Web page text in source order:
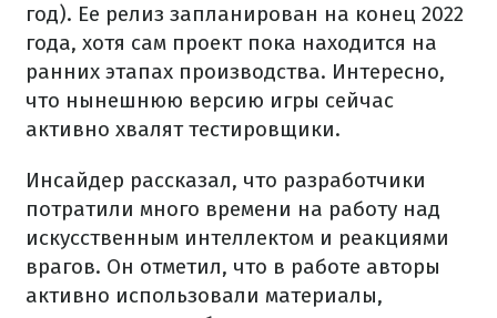
год). Ее релиз запланирован на конец 2022
года, хотя сам проект пока находится на
ранних этапах производства. Интересно,
что нынешнюю версию игры сейчас
активно хвалят тестировщики.
Инсайдер рассказал, что разработчики
потратили много времени на работу над
искусственным интеллектом и реакциями
врагов. Он отметил, что в работе авторы
активно использовали материалы,